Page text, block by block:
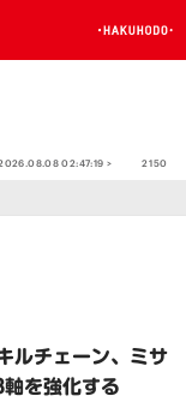
02:47:19 > 2150
ルチェーン、ミサ
を強化する